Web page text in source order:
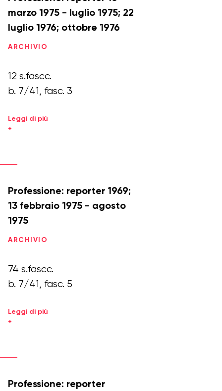
marzo 1975 - luglio 1975; 22
luglio 1976; ottobre 1976
ARCHIVIO
12 s.fascc.
b. 7/41, fasc. 3
Leggi di più
+
Professione: reporter 1969;
13 febbraio 1975 - agosto
1975
ARCHIVIO
74 s.fascc.
b. 7/41, fasc. 5
Leggi di più
+
Professione: reporter